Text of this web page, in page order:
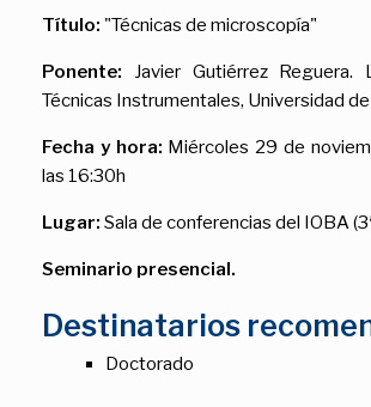
Título: "Técnicas de microscopía"
Ponente: Javier Gutiérrez Reguera.
Técnicas Instrumentales, Universidad
Fecha y hora: Miércoles 29 de
las 16:30h
Lugar: Sala de conferencias del IOBA
Seminario presencial.
Destinatarios
Doctorado